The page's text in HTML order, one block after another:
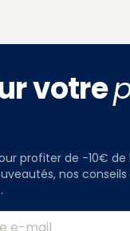
votre
profiter de -10€ de
nos